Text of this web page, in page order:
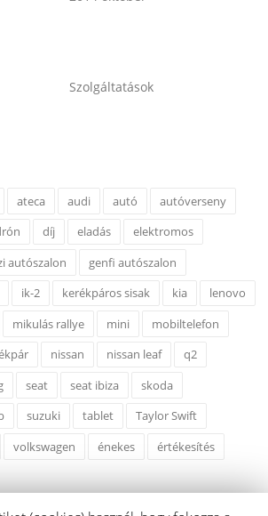
Szolgáltatások
ateca audi autó
autóverseny
díj eladás
elektromos
autószalon
genfi autószalon
ik-2 kerékpáros sisak kia
lenovo
mikulás rallye mini
mobiltelefon
nissan nissan leaf
q2
seat seat ibiza
skoda
suzuki tablet
Taylor Swift
volkswagen énekes értékesítés